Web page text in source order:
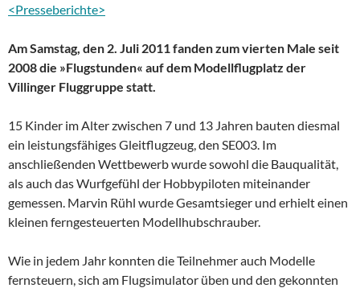
<Presseberichte>
Am Samstag, den 2. Juli 2011 fanden zum vierten Male seit
2008 die »Flugstunden« auf dem Modellflugplatz der
Villinger Fluggruppe statt.
15 Kinder im Alter zwischen 7 und 13 Jahren bauten diesmal
ein leistungsfähiges Gleitflugzeug, den SE003. Im
anschließenden Wettbewerb wurde sowohl die Bauqualität,
als auch das Wurfgefühl der Hobbypiloten miteinander
gemessen. Marvin Rühl wurde Gesamtsieger und erhielt einen
kleinen ferngesteuerten Modellhubschrauber.
Wie in jedem Jahr konnten die Teilnehmer auch Modelle
fernsteuern, sich am Flugsimulator üben und den gekonnten